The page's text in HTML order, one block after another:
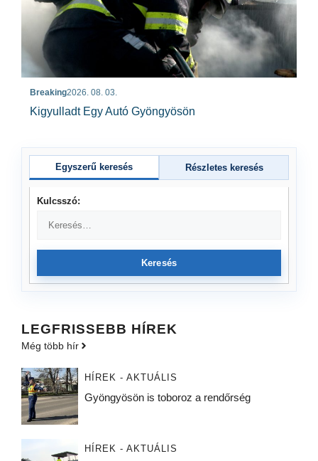
Breaking2026. 08. 03.
Kigyulladt Egy Autó Gyöngyösön
Egyszerű keresés Részletes keresés
Kulcsszó:
Keresés
LEGFRISSEBB HÍREK
Még több hír
HÍREK - AKTUÁLIS
Gyöngyösön is toboroz a rendőrség
HÍREK - AKTUÁLIS